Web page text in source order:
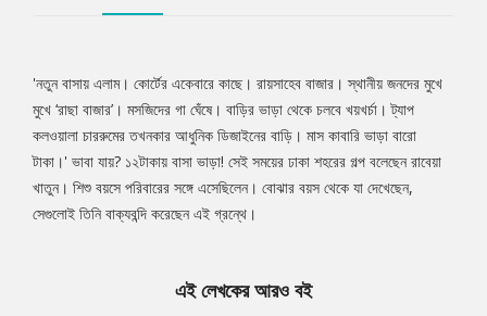
Tab
Article
‌'নতুন বাসায় এলাম। কোর্টের একেবারে কাছে। রায়সাহেব বাজার। স্থানীয় জনদের মুখে
মুখে ‘রাছা বাজার’। মসজিদের গা ঘেঁষে। বাড়ির ভাড়া থেকে চলবে খয়খর্চা। ট্যাপ
কলওয়ালা চাররুমের তখনকার আধুনিক ডিজাইনের বাড়ি। মাস কাবারি ভাড়া বারো
টাকা।' ভাবা যায়? ১২টাকায় বাসা ভাড়া! সেই সময়ের ঢাকা শহরের গল্প বলেছেন রাবেয়া
খাতুন। শিশু বয়সে পরিবারের সঙ্গে এসেছিলেন। বোঝার বয়স থেকে যা দেখেছেন,
সেগুলোই তিনি বাক্যবন্দি করেছেন এই গ্রন্থে।
এই লেখকের আরও বই